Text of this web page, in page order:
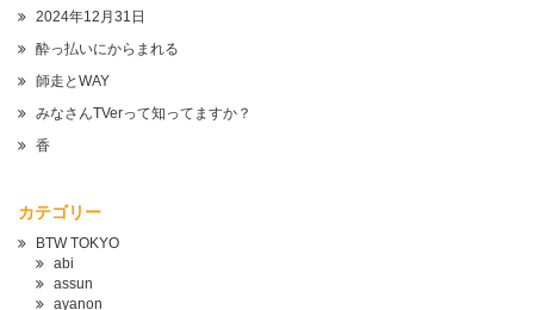
2024年12月31日
酔っ払いにからまれる
師走とWAY
みなさんTVerって知ってますか？
香
カテゴリー
BTW TOKYO
abi
assun
ayanon